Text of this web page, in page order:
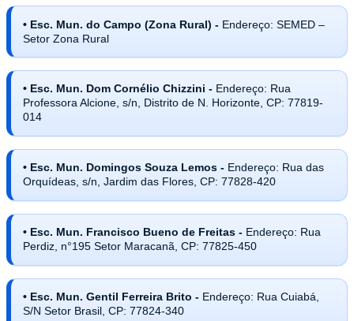
• Esc. Mun. do Campo (Zona Rural) - Endereço: SEMED –
Setor Zona Rural
• Esc. Mun. Dom Cornélio Chizzini - Endereço: Rua
Professora Alcione, s/n, Distrito de N. Horizonte, CP: 77819-
014
• Esc. Mun. Domingos Souza Lemos - Endereço: Rua das
Orquídeas, s/n, Jardim das Flores, CP: 77828-420
• Esc. Mun. Francisco Bueno de Freitas - Endereço: Rua
Perdiz, n°195 Setor Maracanã, CP: 77825-450
• Esc. Mun. Gentil Ferreira Brito - Endereço: Rua Cuiabá,
S/N Setor Brasil, CP: 77824-340